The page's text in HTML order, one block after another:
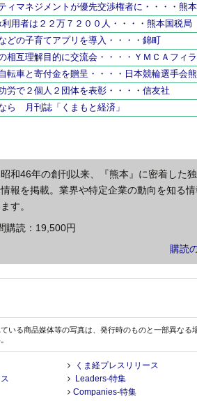
ィマネジメントが優先交渉権者に・・・・熊
用者は２２万７２００人・・・・熊本国税局
どの子育てアプリを導入・・・・錦町
相互理解目的に交流会・・・・ＹＭＣＡフィ
転車と寄付金を贈呈・・・・日本競輪選手会
労で２個人２団体を表彰・・・・信友社
ら 月刊誌「くまもと経済」
昭和46年の創刊以来、『熊本』に密着し
報を掲載。業界や特定企業の動向を知る
す。
購読：19,500円
購読
いる商品媒体等の写真は、発行時のものと一部異な
くま経プレスリリース
Leaders-特集
Companies-特集